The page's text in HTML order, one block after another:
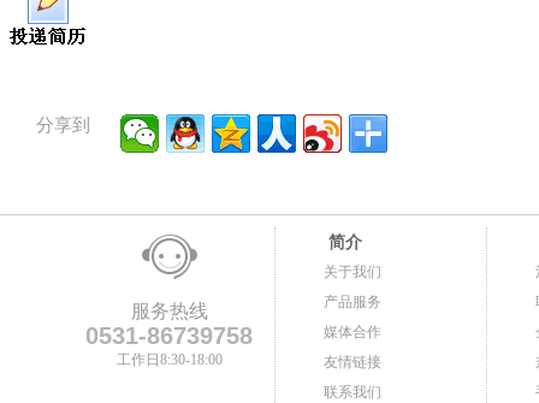
分享到
服务热线
0531-86739758
工作日8:30-18:00
简介
关于我们
产品服务
媒体合作
友情链接
联系我们